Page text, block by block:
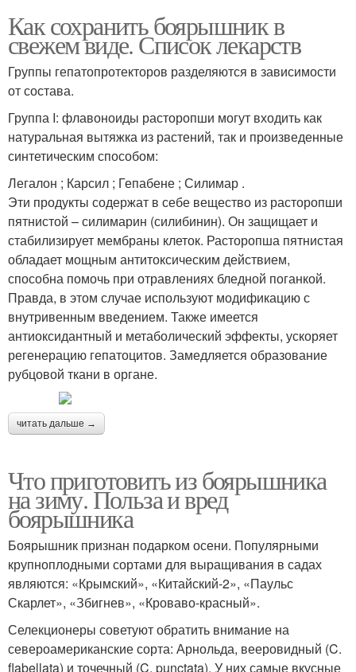
Как сохранить боярышник в
свежем виде. Список лекарств
Группы гепатопротекторов разделяются в зависимости
от состава.
Группа I: флавоноиды расторопши могут входить как
натуральная вытяжка из растений, так и произведенные
синтетическим способом:
Легалон ; Карсил ; Гепабене ; Силимар .
Эти продукты содержат в себе вещество из расторопши
пятнистой – силимарин (силибинин). Он защищает и
стабилизирует мембраны клеток. Расторопша пятнистая
обладает мощным антитоксическим действием,
способна помочь при отравлениях бледной поганкой.
Правда, в этом случае используют модификацию с
внутривенным введением. Также имеется
антиоксидантный и метаболический эффекты, ускоряет
регенерацию гепатоцитов. Замедляется образование
рубцовой ткани в органе.
читать дальше →
Что приготовить из боярышника
на зиму. Польза и вред
боярышника
Боярышник признан подарком осени. Популярными
крупноплодными сортами для выращивания в садах
являются: «Крымский», «Китайский-2», «Паульс
Скарлет», «Збигнев», «Кроваво-красный».
Селекционеры советуют обратить внимание на
североамериканские сорта: Арнольда, вееровидный (C.
flabellata) и точечный (C. punctata). У них самые вкусные